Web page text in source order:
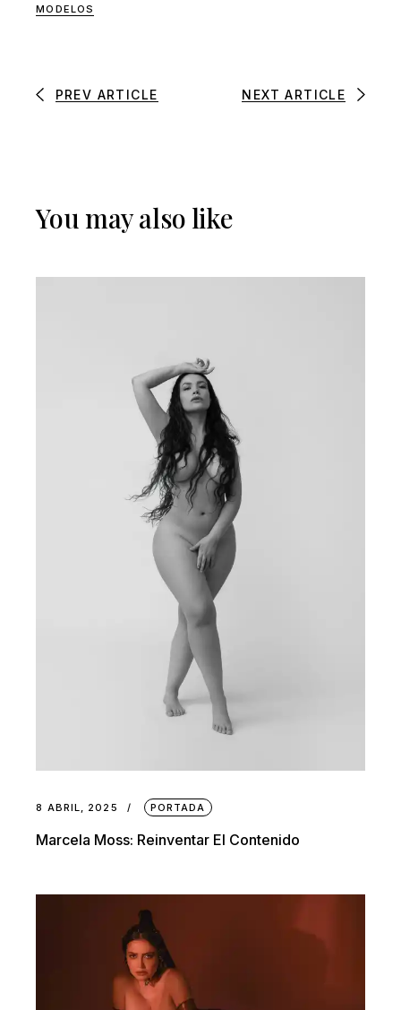
MODELOS
PREV ARTICLE NEXT ARTICLE
You may also like
8 ABRIL, 2025 PORTADA
Marcela Moss: Reinventar El Contenido